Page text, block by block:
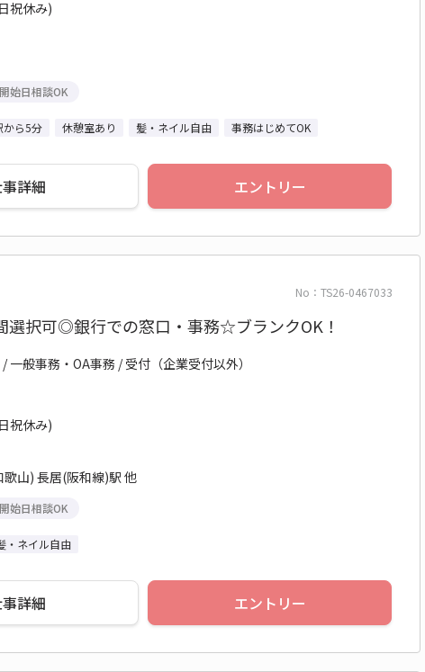
祝休み)
開始日相談OK
から5分 休憩室あり 髪・ネイル自由 事務はじめてOK
詳細 エントリー
No：TS26-0467033
択可◎銀行での窓口・事務☆ブランクOK！
一般事務・OA事務 / 受付（企業受付以外）
祝休み)
山) 長居(阪和線)駅 他
開始日相談OK
・ネイル自由
詳細 エントリー